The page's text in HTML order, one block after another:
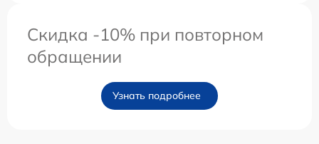
Скидка -10% при повторном
обращении
Узнать подробнее